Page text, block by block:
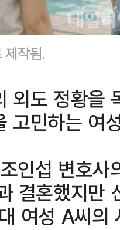
작됨.
외도 정황을
고민하는 여
인섭 변호사
결혼했지만
여성 A씨의